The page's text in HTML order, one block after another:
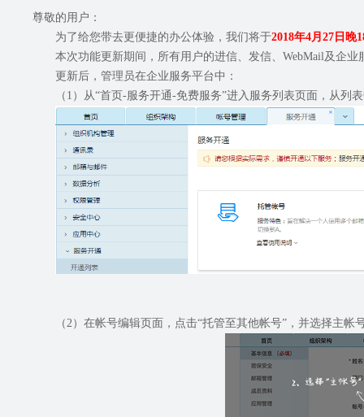
尊敬的用户：
为了给您带去更便捷的办公体验，我们将于2018年4月27日晚
本次功能更新期间，所有用户的进信、发信、WebMail及企
更新后，管理员在企业服务平台中：
（1）从“首页-服务开通-免费服务”进入服务列表页面，从列
（2）在帐号编辑页面，点击“托管至其他帐号”，并选择主